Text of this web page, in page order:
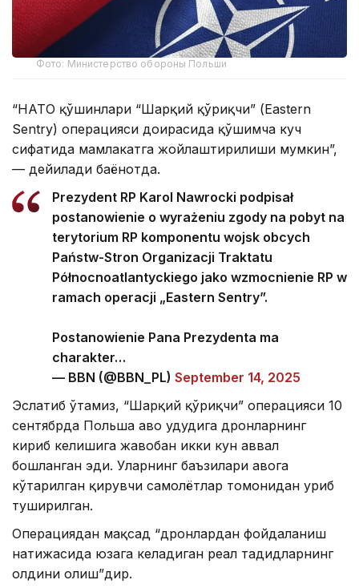
Фото: Министерство обороны Польши
“НАТО қўшинлари “Шарқий қўриқчи” (Eastern
Sentry) операцияси доирасида қўшимча куч
сифатида мамлакатга жойлаштирилиши мумкин”,
— дейилади баёнотда.
Prezydent RP Karol Nawrocki podpisał
postanowienie o wyrażeniu zgody na pobyt na
terytorium RP komponentu wojsk obcych
Państw-Stron Organizacji Traktatu
Północnoatlantyckiego jako wzmocnienie RP w
ramach operacji „Eastern Sentry”.
Postanowienie Pana Prezydenta ma
charakter…
— BBN (@BBN_PL) September 14, 2025
Эслатиб ўтамиз, “Шарқий қўриқчи” операцияси 10
сентябрда Польша ҳаво ҳудудига дронларнинг
кириб келишига жавобан икки кун аввал
бошланган эди. Уларнинг баъзилари ҳавога
кўтарилган қирувчи самолётлар томонидан уриб
туширилган.
Операциядан мақсад “дронлардан фойдаланиш
натижасида юзага келадиган реал таҳдидларнинг
олдини олиш”дир.